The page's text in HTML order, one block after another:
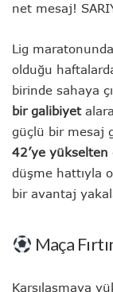
net mesaj!
Lig
olduğu
birinde sahaya
bir galibiyet
güçlü bir mesaj
42’ye yükselten
düşme hattıyla
bir avantaj
Maça
Karşılaşmaya